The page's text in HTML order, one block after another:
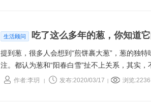
生活顾问 吃了这么多年的葱，你知道
提到葱，很多人会想到“煎饼裹大葱”，葱的独
注。都认为葱和“阳春白雪”扯不上关系，其实，
作者:李玥 发布:2020/03/17 浏览:2236